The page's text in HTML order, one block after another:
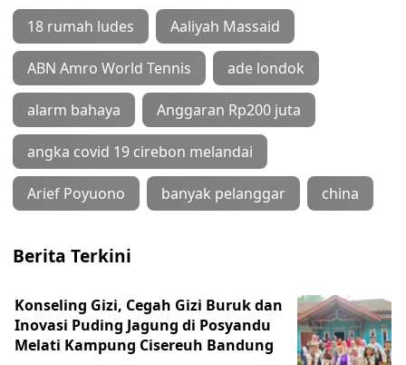
18 rumah ludes Aaliyah Massaid
ABN Amro World Tennis ade londok
alarm bahaya Anggaran Rp200 juta
angka covid 19 cirebon melandai
Arief Poyuono banyak pelanggar china
Berita Terkini
Konseling Gizi, Cegah Gizi Buruk dan
Inovasi Puding Jagung di Posyandu
Melati Kampung Cisereuh Bandung